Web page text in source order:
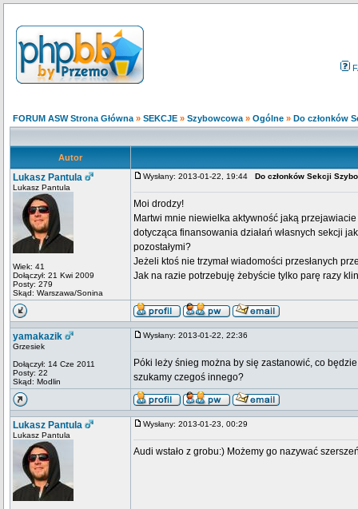
FORUM ASW Strona Główna » SEKCJE » Szybowcowa » Ogólne » Do członków
Autor
Lukasz Pantula
Lukasz Pantula
Wiek: 41
Dołączył: 21 Kwi 2009
Posty: 279
Skąd: Warszawa/Sonina
Wysłany: 2013-01-22, 19:44 Do członków Sekcji
Moi drodzy!
Martwi mnie niewielka aktywność jaką
dotycząca finansowania działań własnych sekcji
pozostałymi?
Jeżeli ktoś nie trzymał wiadomości przesłanych
Jak na razie potrzebuję żebyście tylko parę razy
yamakazik
Grzesiek
Dołączył: 14 Cze 2011
Posty: 22
Skąd: Modlin
Wysłany: 2013-01-22, 22:36
Póki leży śnieg można by się zastanowić, co
szukamy czegoś innego?
Lukasz Pantula
Lukasz Pantula
Wysłany: 2013-01-23, 00:29
Audi wstało z grobu:) Możemy go nazywać